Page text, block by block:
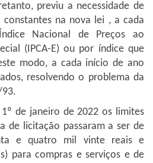
previu a necessidade de
constantes na nova lei , a cada
Nacional de Preços ao
(IPCA-E) ou por índice que
modo, a cada início de ano
resolvendo o problema da
93.
de janeiro de 2022 os limites
de licitação passaram a ser de
e quatro mil vinte reais e
para compras e serviços e de